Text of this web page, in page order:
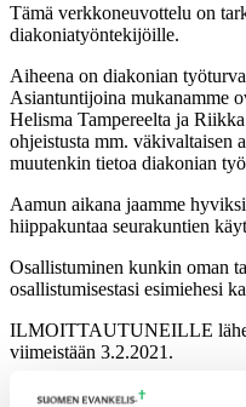
Tämä verkkoneuvottelu on
diakoniatyöntekijöille.
Aiheena on diakonian
Asiantuntijoina mukanamme
Helisma Tampereelta ja
ohjeistusta mm. väkivaltaisen
muutenkin tietoa diakonian
Aamun aikana jaamme
hiippakuntaa seurakuntien
Osallistuminen kunkin oman
osallistumisestasi esimiehesi
ILMOITTAUTUNEILLE
viimeistään 3.2.2021.